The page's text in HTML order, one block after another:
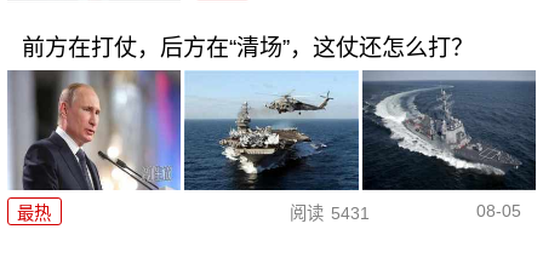
前方在打仗，后方在“清场”，这仗还怎么打？
最热 阅读 5431 08-05